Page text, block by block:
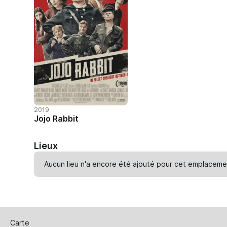
2019
Jojo Rabbit
Lieux
Aucun lieu n'a encore été ajouté pour cet
Carte